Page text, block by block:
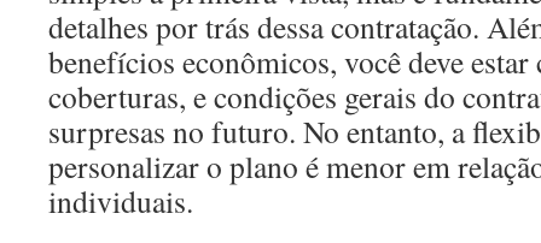
detalhes por trás dessa contratação.
benefícios econômicos, você deve estar
coberturas, e condições gerais do
surpresas no futuro. No entanto, a
personalizar o plano é menor em
individuais.